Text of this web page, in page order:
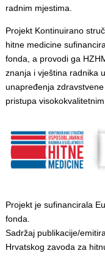
radnim mjestima.
Projekt Kontinuirano
hitne medicine
fonda, a provodi ga
znanja i vještina radnika
unapređenja
pristupa
Projekt je sufinancirala
fonda.
Sadržaj publikacije/
Hrvatskog zavoda za